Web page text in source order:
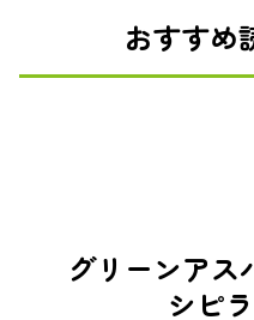
おすすめ
グリーンアス
シピ